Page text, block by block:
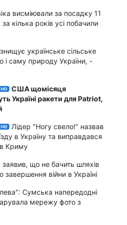
висміювали за посадку 11
кілька років усі побачили
українське сільське
і саму природу України, -
США щомісяця
Україні ракети для Patriot,
Лідер "Ногу свело!" назвав
в Україну та виправдався
Криму
заявив, що не бачить шляхів
завершення війни в Україні
Сумська напередодні
мережу фото з